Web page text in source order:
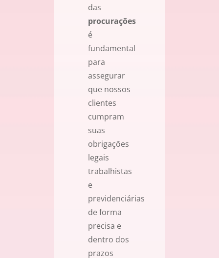
das
procurações
é
fundamental
para
assegurar
que nossos
clientes
cumpram
suas
obrigações
legais
trabalhistas
e
previdenciárias
de forma
precisa e
dentro dos
prazos